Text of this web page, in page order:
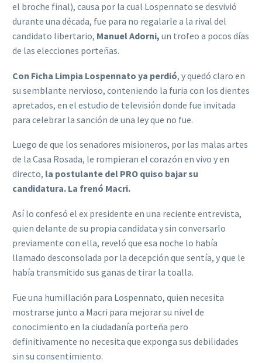
el broche final), causa por la cual Lospennato se desvivió
durante una década, fue para no regalarle a la rival del
candidato libertario, Manuel Adorni, un trofeo a pocos días
de las elecciones porteñas.
Con Ficha Limpia Lospennato ya perdió, y quedó claro en
su semblante nervioso, conteniendo la furia con los dientes
apretados, en el estudio de televisión donde fue invitada
para celebrar la sanción de una ley que no fue.
Luego de que los senadores misioneros, por las malas artes
de la Casa Rosada, le rompieran el corazón en vivo y en
directo, la postulante del PRO quiso bajar su
candidatura. La frenó Macri.
Así lo confesó el ex presidente en una reciente entrevista,
quien delante de su propia candidata y sin conversarlo
previamente con ella, reveló que esa noche lo había
llamado desconsolada por la decepción que sentía, y que le
había transmitido sus ganas de tirar la toalla.
Fue una humillación para Lospennato, quien necesita
mostrarse junto a Macri para mejorar su nivel de
conocimiento en la ciudadanía porteña pero
definitivamente no necesita que exponga sus debilidades
sin su consentimiento.